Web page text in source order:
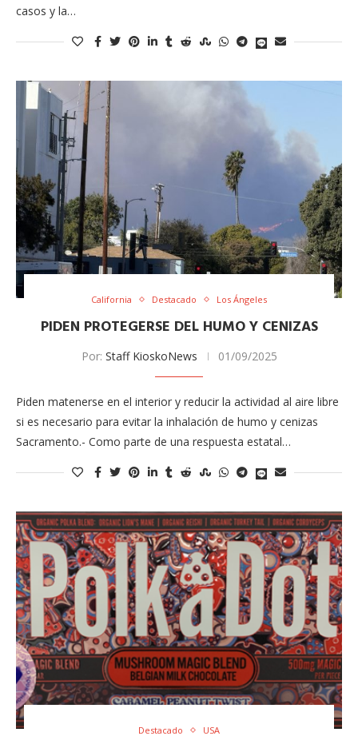
casos y la…
California Destacado Los Ángeles
PIDEN PROTEGERSE DEL HUMO Y CENIZAS
Por: Staff KioskoNews 01/09/2025
Piden matenerse en el interior y reducir la actividad al aire libre
si es necesario para evitar la inhalación de humo y cenizas
Sacramento.- Como parte de una respuesta estatal…
Destacado USA